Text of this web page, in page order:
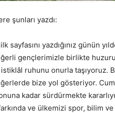
şunları yazdı:
sayfasını yazdığınız günün
gençlerimizle birlikte
ruhunu onurla taşıyoruz.
bize yol gösteriyor.
kadar sürdürmekte
ve ülkemizi spor, bilim ve